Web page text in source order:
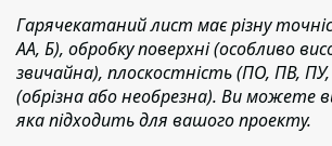
Гарячекатаний лист має різну
АА, Б), обробку поверхні (особливо
звичайна), плоскостність (ПО, ПВ,
(обрізна або необрезна). Ви можете
яка підходить для вашого проекту.